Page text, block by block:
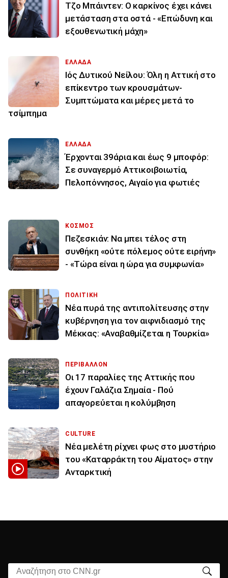
Τζο Μπάιντεν: Ο καρκίνος έχει κάνει
μετάσταση στα οστά - «Επώδυνη και
εξουθενωτική μάχη»
ΕΛΛΑΔΑ
Ιός Δυτικού Νείλου: Όλη η Αττική στο
επίκεντρο των κρουσμάτων-
Συμπτώματα και μέρες μετά το
τσίμπημα
ΕΛΛΑΔΑ
Έρχονται 39άρια και έως 9 μποφόρ:
Σε συναγερμό Αττικοιβοιωτία,
Πελοπόννησος, Αιγαίο για φωτιές
ΚΟΣΜΟΣ
Πεζεσκιάν: Να μπει τέλος στη
συνθήκη «ούτε πόλεμος ούτε ειρήνη»
- «Τώρα είναι η ώρα για συμφωνία»
ΠΟΛΙΤΙΚΗ
Νέα πυρά της αντιπολίτευσης στην
κυβέρνηση για τον αιφνιδιασμό της
Μέκκας: «Αναβαθμίζεται η Τουρκία»
ΠΕΡΙΒΑΛΛΟΝ
Οι 17 παραλίες της Αττικής που
έχουν Γαλάζια Σημαία - Πού
απαγορεύεται η κολύμβηση
CULTURE
Νέα μελέτη ρίχνει φως στο μυστήριο
του «Καταρράκτη του Αίματος» στην
Ανταρκτική
Αναζήτηση στο CNN.gr